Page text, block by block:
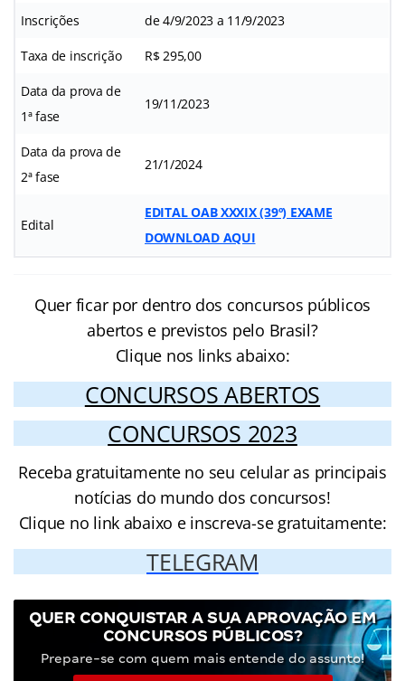
Inscrições de 4/9/2023 a 11/9/2023
Taxa de inscrição R$ 295,00
Data da prova de
1ª fase
19/11/2023
Data da prova de
2ª fase
21/1/2024
Edital
EDITAL OAB XXXIX (39º) EXAME
DOWNLOAD AQUI
Quer ficar por dentro dos concursos públicos
abertos e previstos pelo Brasil?
Clique nos links abaixo:
CONCURSOS ABERTOS
CONCURSOS 2023
Receba gratuitamente no seu celular as principais
notícias do mundo dos concursos!
Clique no link abaixo e inscreva-se gratuitamente:
TELEGRAM
QUER CONQUISTAR A SUA APROVAÇÃO EM
CONCURSOS PÚBLICOS?
Prepare-se com quem mais entende do assunto!